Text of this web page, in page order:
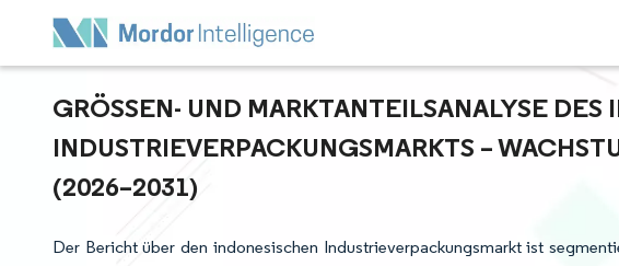
GRÖSSEN- UND MARKTANTEILSANALYSE DES
NDUSTRIEVERPACKUNGSMARKTS –
2026–2031)
Der Bericht über den indonesischen Industrieverpackungsmarkt ist